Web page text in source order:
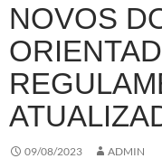
NOVOS
09/08/2023 ADMIN